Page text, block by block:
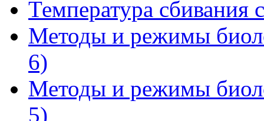
Температура сбивания
Методы и режимы
6)
Методы и режимы
5)